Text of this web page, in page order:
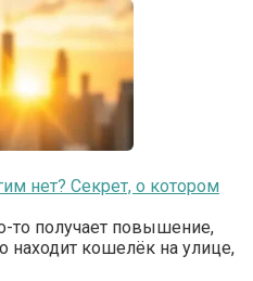
нет? Секрет, о котором
то получает повышение,
находит кошелёк на улице,